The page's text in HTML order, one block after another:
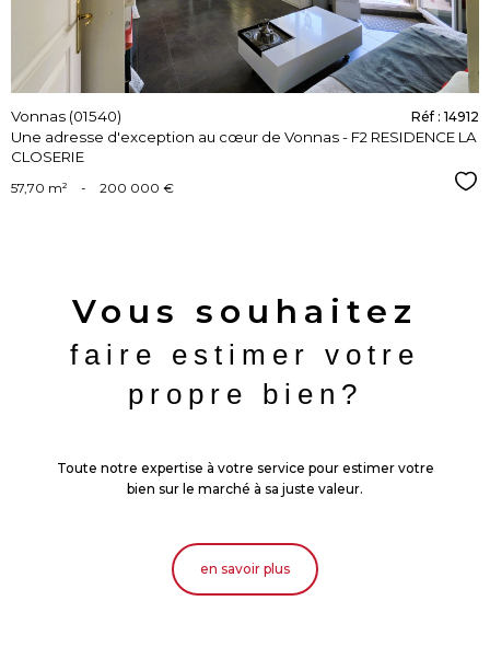
Vonnas (01540)
Une adresse d'exception au cœur de Vonnas - F2 RESIDENCE LA
CLOSERIE
Réf : 14912
57,70 m² - 200 000 €
Vous souhaitez
faire estimer votre
propre bien?
Toute notre expertise à votre service pour estimer votre
bien sur le marché à sa juste valeur.
en savoir plus